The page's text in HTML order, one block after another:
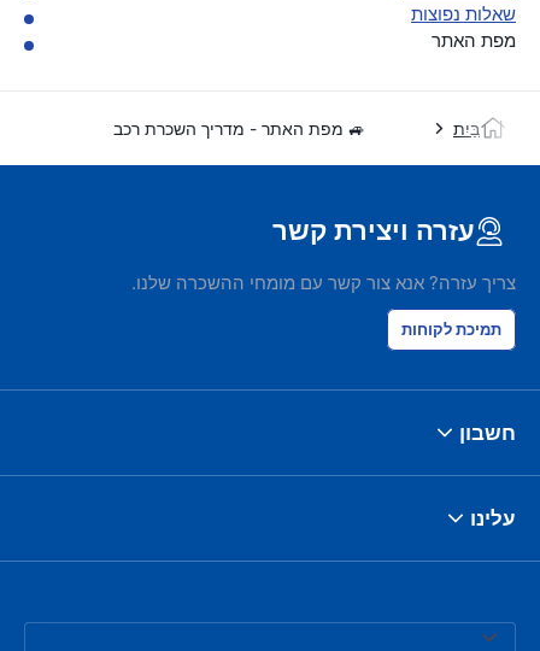
שאלות נפוצות
מפת האתר
בַּיִת 🚙 מפת האתר - מדריך השכרת רכב
עזרה ויצירת קשר
צריך עזרה? אנא צור קשר עם מומחי ההשכרה שלנו.
תמיכת לקוחות
חשבון
עלינו